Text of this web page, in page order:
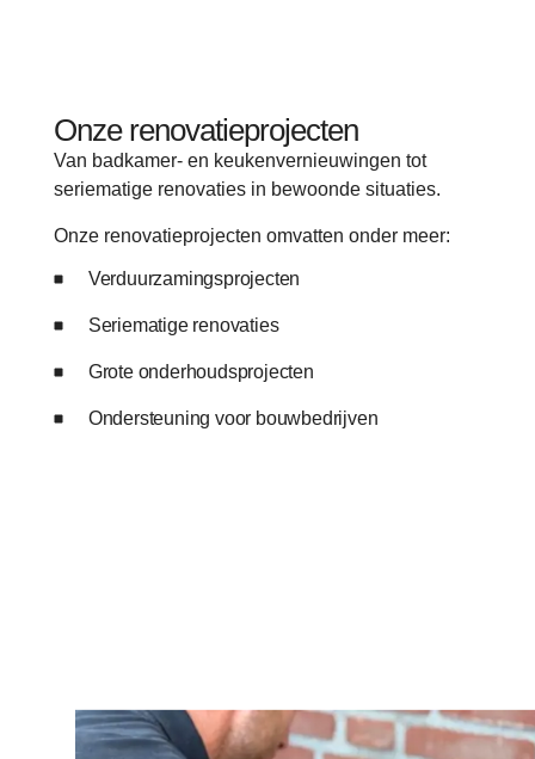
Onze renovatieprojecten
Van badkamer- en keukenvernieuwingen tot
seriematige renovaties in bewoonde situaties.
Onze renovatieprojecten omvatten onder meer:
Verduurzamingsprojecten
Seriematige renovaties
Grote onderhoudsprojecten
Ondersteuning voor bouwbedrijven